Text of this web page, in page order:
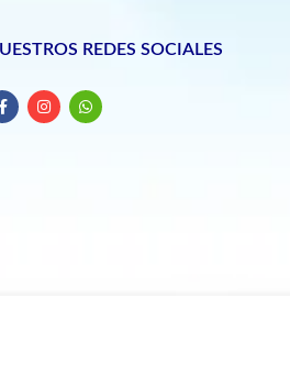
REDES SOCIALES